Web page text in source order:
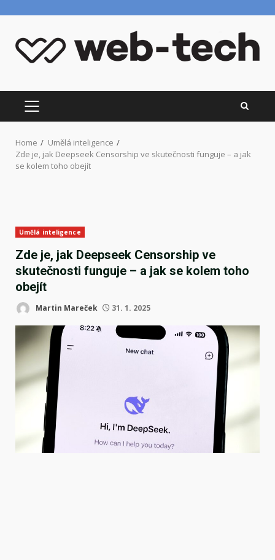
content
PRIMARY
MENU
Home
Umělá inteligence
Zde je, jak Deepseek Censorship ve skutečnosti funguje – a jak
se kolem toho obejít
Umělá inteligence
Zde je, jak Deepseek Censorship ve
skutečnosti funguje – a jak se kolem toho
obejít
Martin Mareček 31. 1. 2025